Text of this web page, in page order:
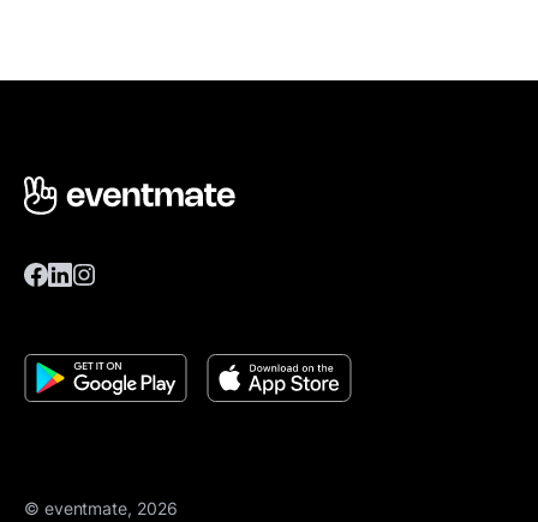
© eventmate, 2026